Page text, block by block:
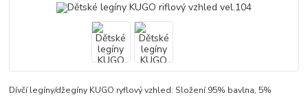
Dívčí legíny/džegíny KUGO ryflový vzhled: Složení 95% bavlna, 5%